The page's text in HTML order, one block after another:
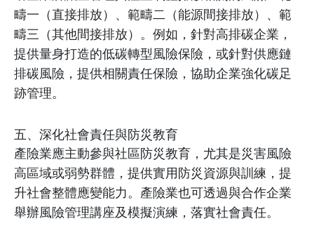
疇一（直接排放）、範疇二（能源間接排放）、範
疇三（其他間接排放）。例如，針對高排碳企業，
提供量身打造的低碳轉型風險保險，或針對供應鏈
排碳風險，提供相關責任保險，協助企業強化碳足
跡管理。
五、深化社會責任與防災教育
產險業應主動參與社區防災教育，尤其是災害風險
高區域或弱勢群體，提供實用防災資源與訓練，提
升社會整體應變能力。產險業也可透過與合作企業
舉辦風險管理講座及模擬演練，落實社會責任。